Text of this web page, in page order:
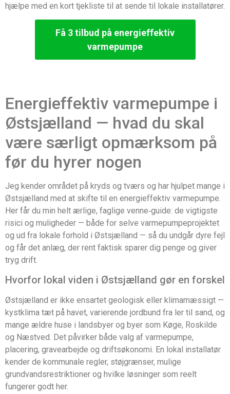
hjælpe med en kort tjekliste til at sende til lokale installatører.
Få 3 tilbud på energieffektiv
varmepumpe
Energieffektiv varmepumpe i
Østsjælland — hvad du skal
være særligt opmærksom på
før du hyrer nogen
Jeg kender området på kryds og tværs og har hjulpet mange i
Østsjælland med at skifte til en energieffektiv varmepumpe.
Her får du min helt ærlige, faglige venne‑guide: de vigtigste
risici og muligheder — både for selve varmepumpeprojektet
og ud fra lokale forhold i Østsjælland — så du undgår dyre fejl
og får det anlæg, der rent faktisk sparer dig penge og giver
tryg drift.
Hvorfor lokal viden i Østsjælland gør en forskel
Østsjælland er ikke ensartet geologisk eller klimamæssigt —
kystklima tæt på havet, varierende jordbund fra ler til sand, og
mange ældre huse i landsbyer og byer som Køge, Roskilde
og Næstved. Det påvirker både valg af varmepumpe,
placering, gravearbejde og driftsøkonomi. En lokal installatør
kender de kommunale regler, støjgrænser, mulige
grundvandsrestriktioner og hvilke løsninger som reelt
fungerer godt her.